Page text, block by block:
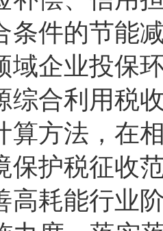
条件的节能
域企业投保
综合利用税
算方法，在
保护税征收
高耗能行业